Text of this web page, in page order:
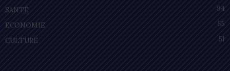
SANTÉ
94
ECONOMIE
55
CULTURE
51